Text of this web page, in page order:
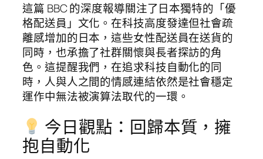
這篇 BBC 的深度報導關注了日本獨特的「優
格配送員」文化。在科技高度發達但社會疏
離感增加的日本，這些女性配送員在送貨的
同時，也承擔了社群關懷與長者探訪的角
色。這提醒我們，在追求科技自動化的同
時，人與人之間的情感連結依然是社會穩定
運作中無法被演算法取代的一環。
今日觀點：回歸本質，擁
抱自動化